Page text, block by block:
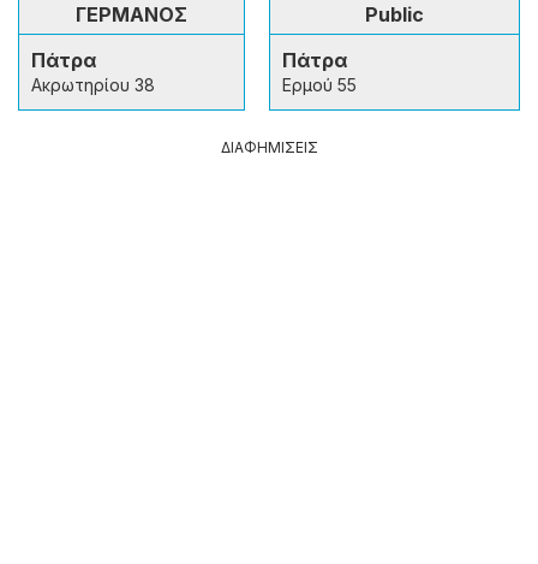
ΓΕΡΜΑΝΟΣ
Πάτρα
Ακρωτηρίου 38
Public
Πάτρα
Ερμού 55
ΔΙΑΦΗΜΙΣΕΙΣ